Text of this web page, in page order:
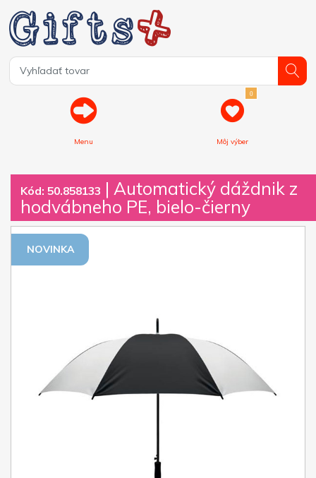
Menu
0
Môj výber
Kód: 50.858133 | Automatický dáždnik z
hodvábneho PE, bielo-čierny
NOVINKA